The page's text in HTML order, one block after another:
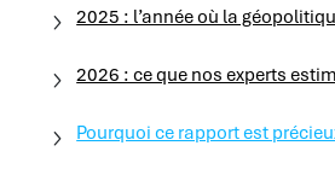
2025 : l’année où la
2026 : ce que nos experts
Pourquoi ce rapport est